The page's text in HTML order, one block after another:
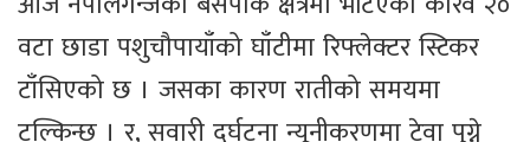
वटा छाडा पशुचौपायाँको घाँटीमा रिफ्लेक्टर स्टिकर
टाँसिएको छ । जसका कारण रातीको समयमा